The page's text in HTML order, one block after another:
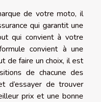
de votre moto, il
qui garantit une
qui convient à votre
convient à une
de faire un choix, il est
de chacune des
d’essayer de trouver
prix et une bonne